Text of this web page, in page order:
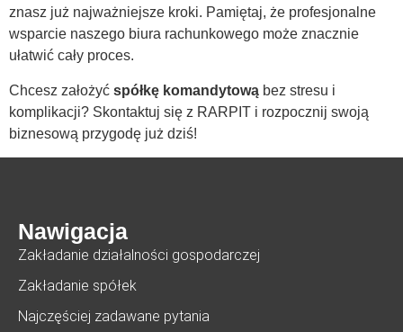
znasz już najważniejsze kroki. Pamiętaj, że profesjonalne
wsparcie naszego biura rachunkowego może znacznie
ułatwić cały proces.
Chcesz założyć spółkę komandytową bez stresu i
komplikacji? Skontaktuj się z RARPIT i rozpocznij swoją
biznesową przygodę już dziś!
Nawigacja
Zakładanie działalności gospodarczej
Zakładanie spółek
Najczęściej zadawane pytania